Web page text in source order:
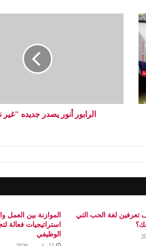
الرابور أنور يصدر جديده
تعرفين لغة الحب التي
الموازنة بين العمل
استراتيجيات فعالة
الوظيفي